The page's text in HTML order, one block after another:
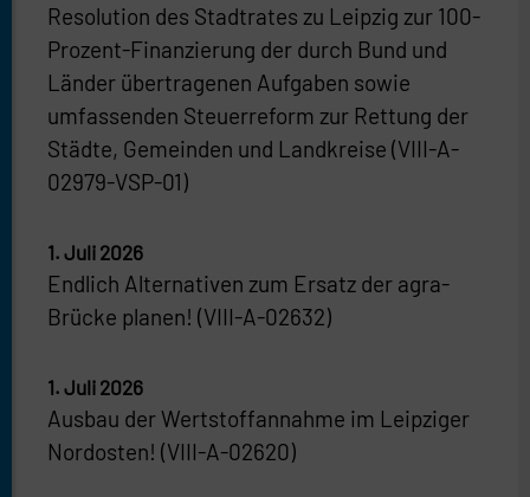
Resolution des Stadtrates zu Leipzig zur 100-
Prozent-Finanzierung der durch Bund und
Länder übertragenen Aufgaben sowie
umfassenden Steuerreform zur Rettung der
Städte, Gemeinden und Landkreise (VIII-A-
02979-VSP-01)
Endlich Alternativen zum Ersatz der agra-
Brücke planen! (VIII-A-02632)
1. Juli 2026
Ausbau der Wertstoffannahme im Leipziger
Nordosten! (VIII-A-02620)
1. Juli 2026